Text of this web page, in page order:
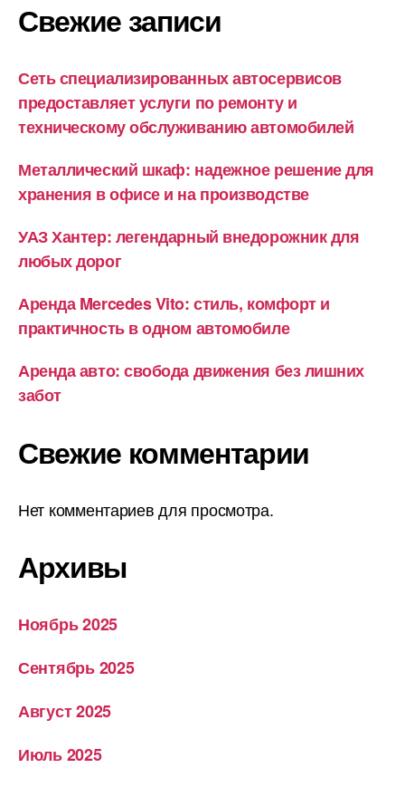
Свежие записи
Сеть специализированных автосервисов
предоставляет услуги по ремонту и
техническому обслуживанию автомобилей
Металлический шкаф: надежное решение для
хранения в офисе и на производстве
УАЗ Хантер: легендарный внедорожник для
любых дорог
Аренда Mercedes Vito: стиль, комфорт и
практичность в одном автомобиле
Аренда авто: свобода движения без лишних
забот
Свежие комментарии
Нет комментариев для просмотра.
Архивы
Ноябрь 2025
Сентябрь 2025
Август 2025
Июль 2025